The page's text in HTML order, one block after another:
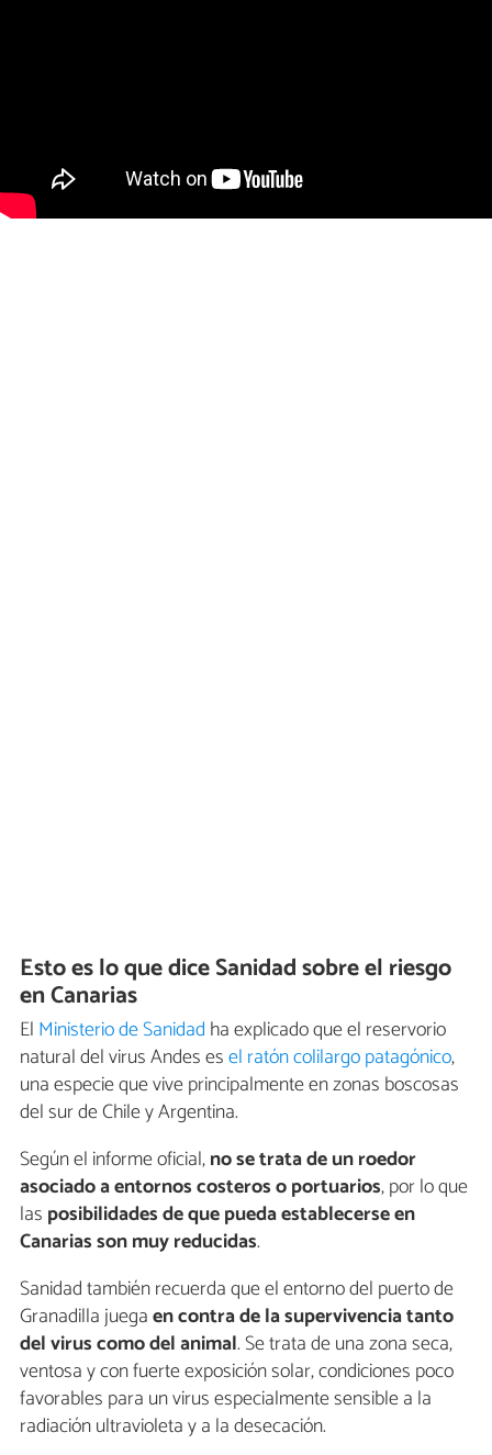
Esto es lo que dice Sanidad sobre el riesgo
en Canarias
El Ministerio de Sanidad ha explicado que el reservorio
natural del virus Andes esel ratón colilargo patagónico,
una especie que vive principalmente en zonas boscosas
del sur de Chile y Argentina.
Según el informe oficial,no se trata de un roedor
asociado a entornos costeros o portuarios, por lo que
las posibilidades de que pueda establecerse en
Canarias son muy reducidas.
Sanidad también recuerda que el entorno del puerto de
Granadilla juegaen contra de la supervivencia tanto
del virus como del animal. Se trata de una zona seca,
ventosa y con fuerte exposición solar, condiciones poco
favorables para un virus especialmente sensible a la
radiación ultravioleta y a la desecación.